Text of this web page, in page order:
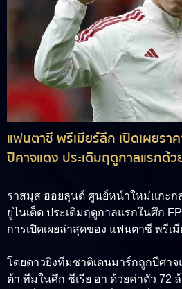
แฟนตาซี พรีเมียร์ลีก เปิดเผยรา
ปีศาจแดง ประเดิมฤดูกาลแรกด้
ราสมุส ฮอยลุนด์ ศูนย์หน้าใหม่แกะก
ยูไนเต็ด ประเดิมฤดูกาลแรกในศึก
การเปิดเผยล่าสุดของ แฟนตาซี พรีเ
โดยดาวยิงทีมชาติเดนมาร์กถูกปีศา
ต้า ทีมในศึก ซีเรีย อา ด้วยค่าตัว 72